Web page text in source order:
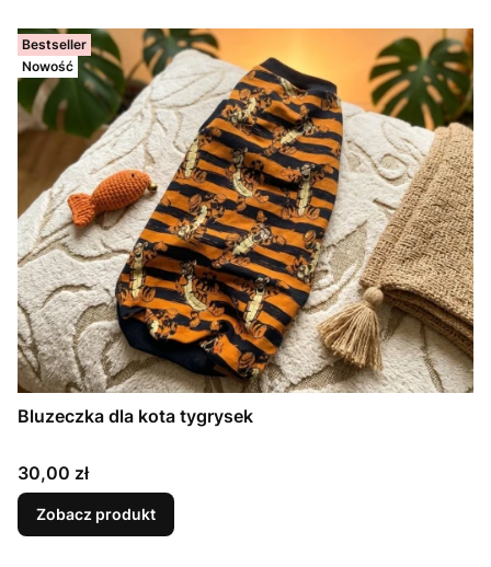
Bestseller
Nowość
Bluzeczka dla kota tygrysek
Cena
30,00 zł
Zobacz produkt